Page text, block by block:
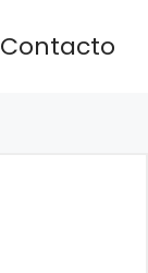
Contacto